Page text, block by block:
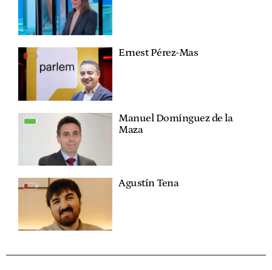
Ernest Pérez-Mas
Manuel Domínguez de la
Maza
Agustín Tena